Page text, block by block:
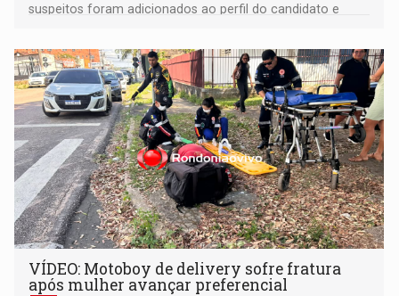
suspeitos foram adicionados ao perfil do candidato e
remover as contas
VÍDEO: Motoboy de delivery sofre fratura
após mulher avançar preferencial